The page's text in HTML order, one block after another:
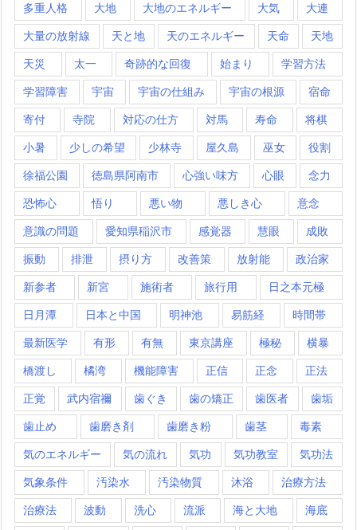
多重人格 大地 大地のエネルギー 大気 大連
大量の放射線 天と地 天のエネルギー 天命 天地
天災 太一 奇跡的な回復 始まり 学習方法
学習障害 宇宙 宇宙の仕組み 宇宙の根源 宿命
寄付 寺院 対応の仕方 対馬 寿命 将棋
小暑 少しの希望 少林寺 屋久島 巫女 役割
徐福公園 徳島県阿南市 心強い味方 心眼 念力
恐怖心 悟り 悪い物 悪しき心 意念
意識の問題 愛知県稲沢市 感覚器 慧眼 成敗
振動 排泄 摂り方 改善策 放射能 政治家
新参者 新宮 施術者 旅行用 日之本元極
日月潭 日本と中国 明神池 易筋経 時間帯
最新医学 有形 有無 東京講座 極秘 横暴
橋渡し 橘湾 機能障害 正信 正念 正法
正覚 武内宿禰 歯ぐき 歯の矯正 歯医者 歯垢
歯止め 歯磨き剤 歯磨き粉 歯茎 毒素
気のエネルギー 気の流れ 気功 気功教室 気功法
気象条件 汚染水 汚染物質 沐浴 治療方法
治療法 波動 洗心 流派 海と大地 海底